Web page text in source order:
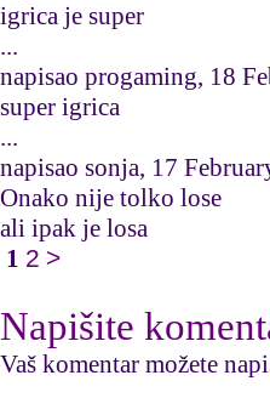
igrica je super
...
napisao progaming, 18
super igrica
...
napisao sonja, 17
Onako nije tolko lose
ali ipak je losa
1 2 >
Napišite
Vaš komentar možete